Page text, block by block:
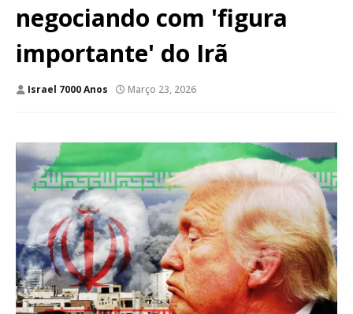
negociando com 'figura
importante' do Irã
Israel 7000 Anos Março 23, 2026